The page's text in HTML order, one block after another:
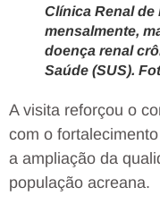
Clínica Renal de
mensalmente,
doença renal
Saúde (SUS).
A visita reforçou o
com o
a ampliação da
população acreana.